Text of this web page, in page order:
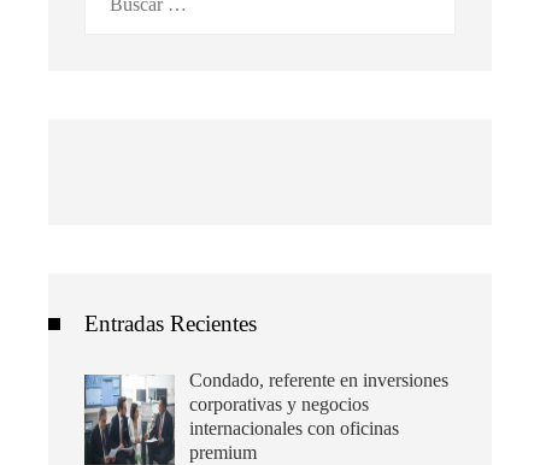
Entradas Recientes
Condado, referente en inversiones
corporativas y negocios
internacionales con oficinas
premium